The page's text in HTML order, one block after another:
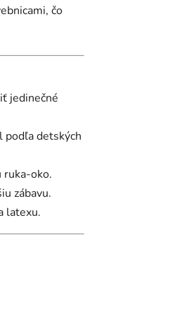
čo
jedinečné
podľa detských
ruka-oko.
zábavu.
latexu.